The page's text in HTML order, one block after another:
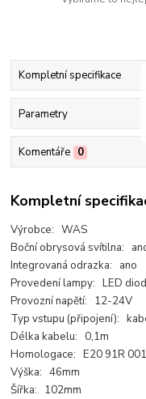
Kompletní specifikace
Parametry
Komentáře 0
Kompletní
Výrobce: WAS
Boční obrysová svítilna:
Integrovaná odrazka: ano
Provedení lampy: LED
Provozní napětí: 12-24V
Typ vstupu (připojení):
Délka kabelu: 0,1m
Homologace: E20 91R
Výška: 46mm
Šířka: 102mm